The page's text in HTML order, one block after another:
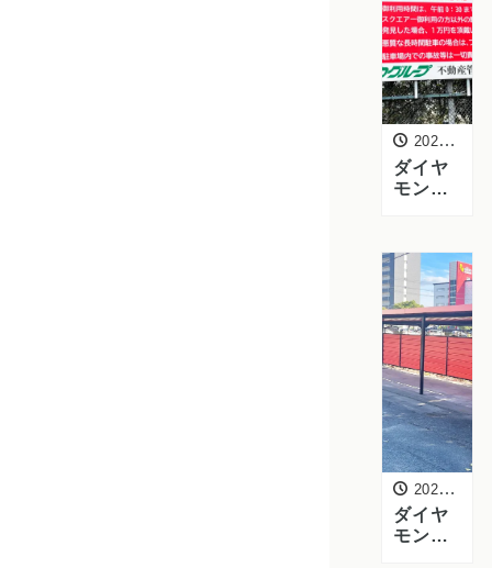
2022年3月12日
ダイヤ
モンド
車場看
板が新
しくな
りまし
た
2021年10月18日
ダイヤ
モンド